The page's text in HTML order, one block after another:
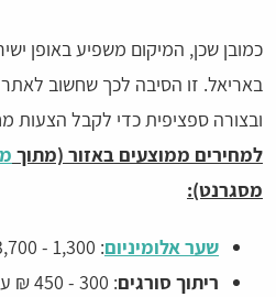
כמובן שכן, המיקום משפיע באופן
באריאל. זו הסיבה לכך שחשוב
ובצורה ספציפית כדי לקבל הצעות
למחירים ממוצעים באזור (מתוך
מסגרנט):
שער אלומיניום: 1,300 - 3,700 ₪ עבור שערים מעוצבים.
ריתוך סורגים: 300 - 450 ₪ עבור עבודות ריתוך נקודתיות.